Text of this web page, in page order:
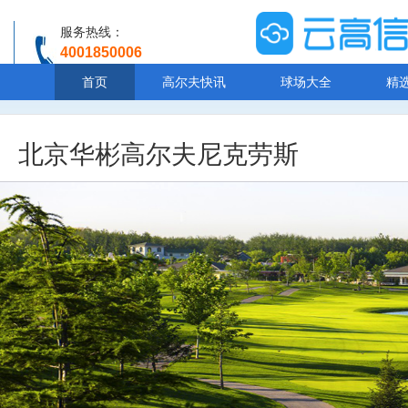
服务热线：
4001850006
首页 高尔夫快讯 球场大全 精
北京华彬高尔夫尼克劳斯